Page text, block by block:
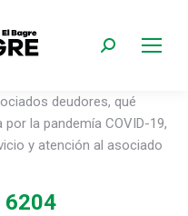
Buscar:
deudores, qué
la pandemía COVID-19,
y atención al asociado
6204